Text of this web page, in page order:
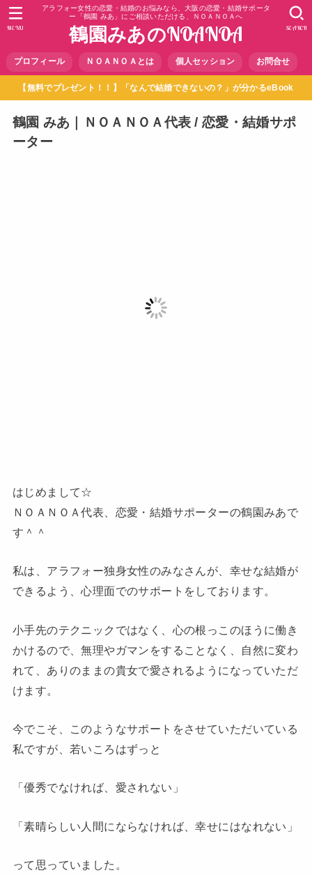
アラフォー女性の恋愛・結婚のお悩みなら、大阪の恋愛・結婚サポータ
ー「鶴園 みあ」にご相談いただける、ＮＯＡＮＯＡへ
鶴園みあのNOANOA
プロフィール ＮＯＡＮＯＡとは 個人セッション お問合せ
SEARCH
MENU
【無料でプレゼント！！】「なんで結婚できないの？」が分かるeBook
鶴園 みあ｜ＮＯＡＮＯＡ代表 / 恋愛・結婚サポ
ーター
はじめまして☆
ＮＯＡＮＯＡ代表、恋愛・結婚サポーターの鶴園みあで
す＾＾
私は、アラフォー独身女性のみなさんが、幸せな結婚が
できるよう、心理面でのサポートをしております。
小手先のテクニックではなく、心の根っこのほうに働き
かけるので、無理やガマンをすることなく、自然に変わ
れて、ありのままの貴女で愛されるようになっていただ
けます。
今でこそ、このようなサポートをさせていただいている
私ですが、若いころはずっと
「優秀でなければ、愛されない」
「素晴らしい人間にならなければ、幸せにはなれない」
って思っていました。